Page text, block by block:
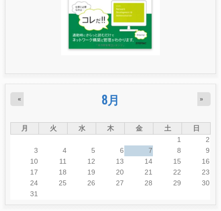
8月
« »
月 火 水 木 金 土
日
1
2
3
4 5 6 7 8
9
10
11 12 13 14 15
16
17
18 19 20 21 22
23
24
25 26 27 28 29
30
31